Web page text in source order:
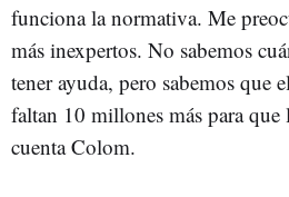
funciona la normativa. Me
más inexpertos. No sabemos
tener ayuda, pero sabemos que
faltan 10 millones más para que
cuenta Colom.